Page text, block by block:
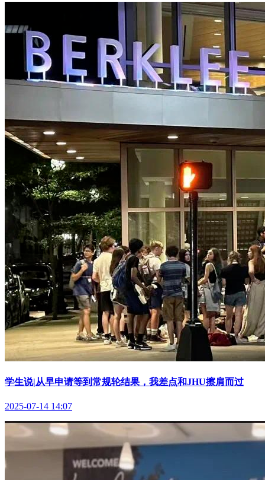
学生说|从早申请等到常规轮结果，我差点和JHU擦肩而过
2025-07-14 14:07